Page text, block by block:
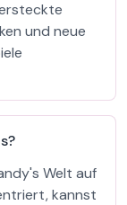
und neue
Welt auf
kannst